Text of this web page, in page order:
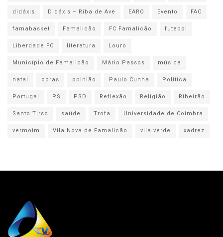
didáxis
Didáxis – Riba de Ave EARO Evento
FAC
famabasket
Famalicão FC Famalicão
futebol
Liberdade FC
literatura
Louro
Município de Famalicão
Mário Passos
música
natal
obras opinião Paulo Cunha
Politica
Portugal
PS PSD Reflexão Religião
Ribeirão
Santo Tirso
saúde Trofa
Universidade de Coimbra
vermoim
Vila Nova de Famalicão vila verde xadrez